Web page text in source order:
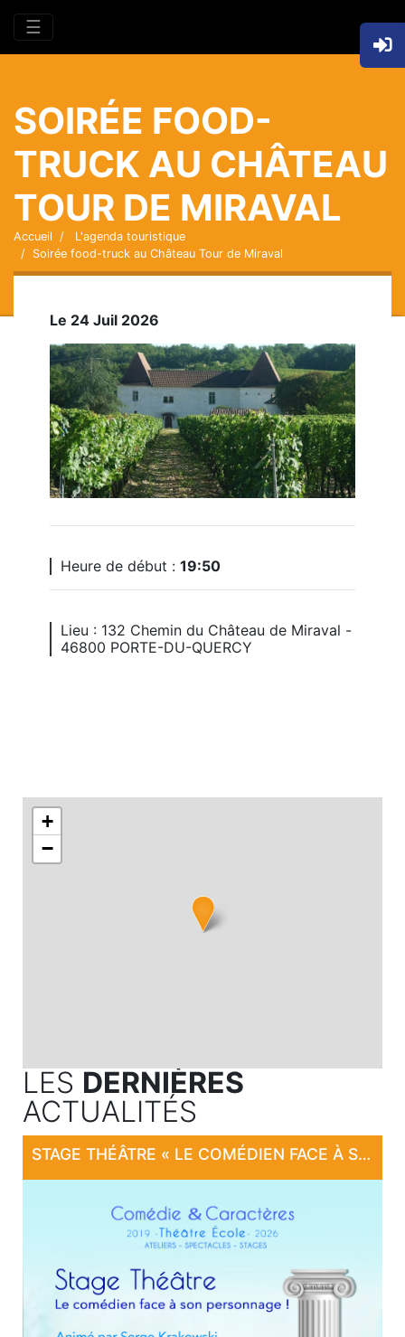
☰
SOIRÉE FOOD-
TRUCK AU CHÂTEAU
TOUR DE MIRAVAL
Accueil
L'agenda touristique
Soirée food-truck au Château Tour de Miraval
Le 24 Juil 2026
Heure de début : 19:50
Lieu : 132 Chemin du Château de Miraval -
46800 PORTE-DU-QUERCY
+
−
LES DERNIÈRES
ACTUALITÉS
STAGE THÉÂTRE « LE COMÉDIEN FACE À SON PERSONNAGE ! »